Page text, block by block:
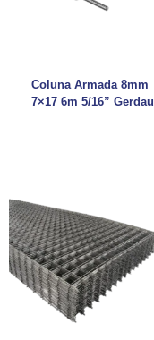
Coluna Armada 8mm
7×17 6m 5/16” Gerdau